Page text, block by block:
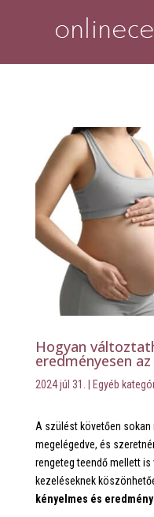
Hogyan
eredményesen
2024 júl 31. Egyéb
A szülést követően sokan
megelégedve, és
rengeteg teendő mellett
kezeléseknek
kényelmes és